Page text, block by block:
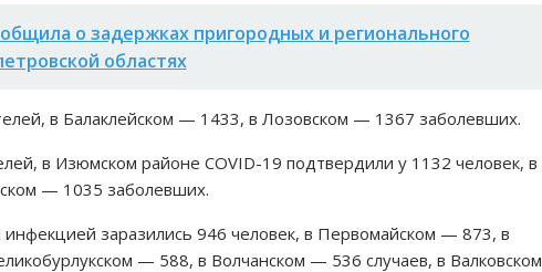
о задержках пригородных и регионального
областях
в Балаклейском — 1433, в Лозовском — 1367 заболевших.
в Изюмском районе СOVID-19 подтвердили у 1132 человек, в
— 1035 заболевших.
заразились 946 человек, в Первомайском — 873, в
— 588, в Волчанском — 536 случаев, в Валковском